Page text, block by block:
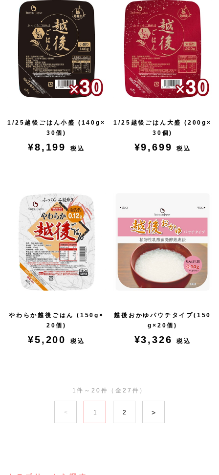
1/25越後ごはん小盛 (140g×
30個)
¥8,199 税込
1/25越後ごはん大盛 (200g×
30個)
¥9,699税込
やわらか越後ごはん (150g×
20個)
¥5,200 税込
越後おかゆパウチタイプ(150
g×20個)
¥3,326税込
1件～20件（全27件）
1 2